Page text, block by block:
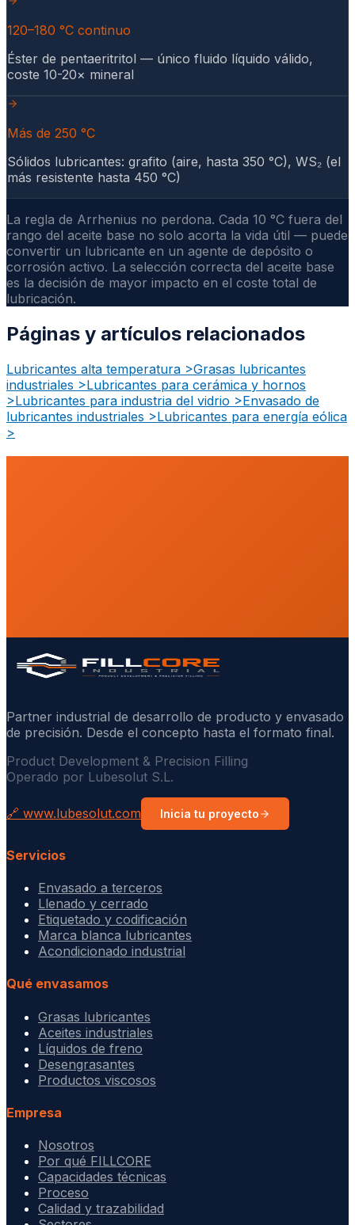
120–180 °C continuo
Éster de pentaeritritol — único fluido líquido válido,
coste 10-20× mineral
Más de 250 °C
Sólidos lubricantes: grafito (aire, hasta 350 °C), WS₂ (el
más resistente hasta 450 °C)
La regla de Arrhenius no perdona. Cada 10 °C fuera del
rango del aceite base no solo acorta la vida útil — puede
convertir un lubricante en un agente de depósito o
corrosión activo. La selección correcta del aceite base
es la decisión de mayor impacto en el coste total de
lubricación.
Páginas y artículos relacionados
Lubricantes alta temperatura >Grasas lubricantes
industriales >Lubricantes para cerámica y hornos
>Lubricantes para industria del vidrio >Envasado de
lubricantes industriales >Lubricantes para energía eólica
>
Partner industrial de desarrollo de producto y envasado
de precisión. Desde el concepto hasta el formato final.
Product Development & Precision Filling
Operado por Lubesolut S.L.
🔗 www.lubesolut.com Inicia tu proyecto
Servicios
Envasado a terceros
Llenado y cerrado
Etiquetado y codificación
Marca blanca lubricantes
Acondicionado industrial
Qué envasamos
Grasas lubricantes
Aceites industriales
Líquidos de freno
Desengrasantes
Productos viscosos
Empresa
Nosotros
Por qué FILLCORE
Capacidades técnicas
Proceso
Calidad y trazabilidad